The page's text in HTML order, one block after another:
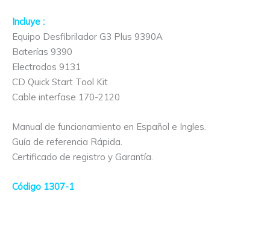
Incluye :
Equipo Desfibrilador G3 Plus 9390A
Baterías 9390
Electrodos 9131
CD Quick Start Tool Kit
Cable interfase 170-2120
Manual de funcionamiento en Español e Ingles.
Guía de referencia Rápida.
Certificado de registro y Garantía.
Código 1307-1